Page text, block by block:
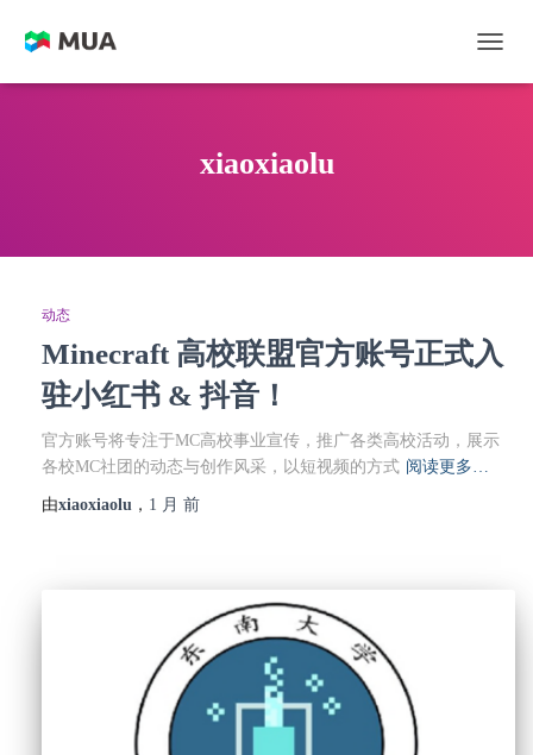
xiaoxiaolu
动态
Minecraft 高校联盟官方账号正式入
驻小红书 & 抖音！
官方账号将专注于MC高校事业宣传，推广各类高校活动，展示
各校MC社团的动态与创作风采，以短视频的方式 阅读更多…
由xiaoxiaolu ， 1 月 前